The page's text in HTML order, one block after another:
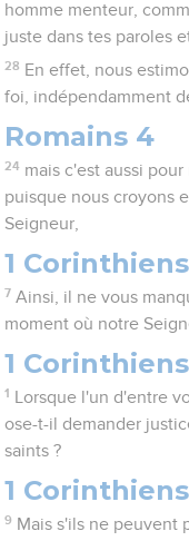
homme menteur,
juste dans tes paroles
28 En effet, nous
foi, indépendamment
Romains 4
24 mais c'est aussi
puisque nous croyons
Seigneur,
1 Corinthiens
7 Ainsi, il ne vous
moment où notre
1
1
Lorsque l'un d'entre
ose-t-il demander
saints ?
1
9 Mais s'ils ne peuvent